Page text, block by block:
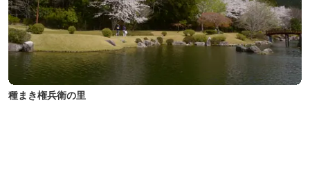
種まき権兵衛の里